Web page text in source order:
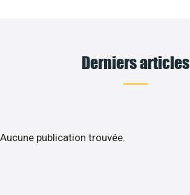
Derniers articles
Aucune publication trouvée.